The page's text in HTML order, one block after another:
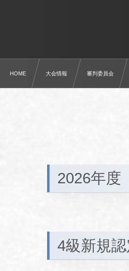
HOME 大会情報 審判委員会
2026年度
4級新規